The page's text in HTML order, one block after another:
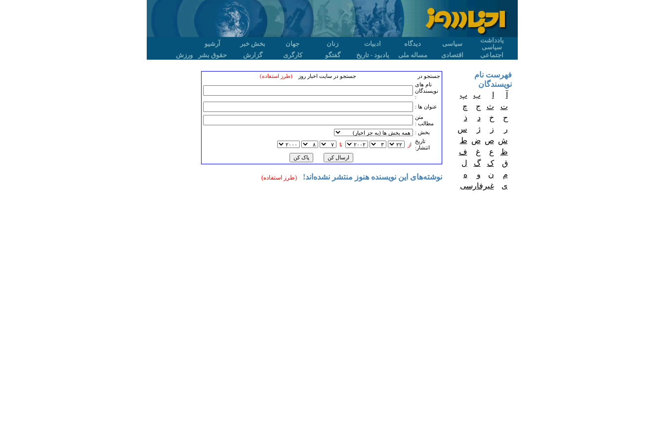
یادداشت
سیاسی
سیاسی دیدگاه ادبیات زنان جهان بخش خبر
آرشیو
اجتماعی
اقتصادی مساله ملی یادبود - تاریخ گفتگو کارگری گزارش حقوق بشر ورزش
جستجو در جستجو در سایت اخبار روز(طرز استفاده)
نام های
نویسندگان
:
عنوان ها :
متن
مطالب :
بخش :
تاريخ
انتشار:
از تا
نوشته‌های این نویسنده هنوز منتشر نشده‌اند! (طرز استفاده)
فهرست نام
نویسندگان
ب
پ
ت
ث ج
چ
ح
خ د
ذ
ر
ز ژ
س
ش ص ض ط
ظ
ع غ
ف
ق
ک گ
ل
م
ن و
ه
ی
غیرفارسی